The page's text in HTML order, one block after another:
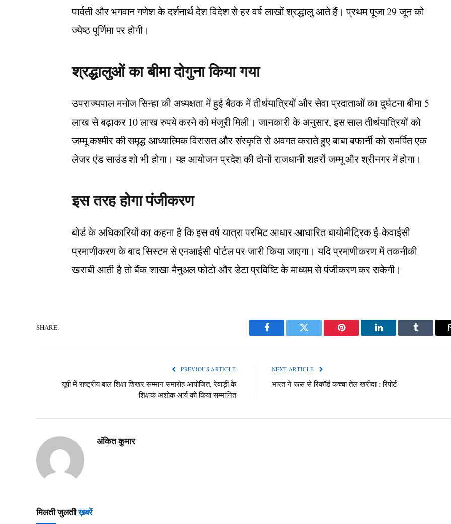
पार्वती और भगवान गणेश के दर्शनार्थ देश विदेश से हर वर्ष लाखों श्रद्धालु आते हैं। प्रथम पूजा 29 जून को
ज्येष्ठ पूर्णिमा पर होगी।
श्रद्धालुओं का बीमा दोगुना किया गया
उपराज्यपाल मनोज सिन्हा की अध्यक्षता में हुई बैठक में तीर्थयात्रियों और सेवा प्रदाताओं का दुर्घटना बीमा 5
लाख से बढ़ाकर 10 लाख रुपये करने को मंजूरी मिली। जानकारी के अनुसार, इस साल तीर्थयात्रियों को
जम्मू कश्मीर की समृद्ध आध्यात्मिक विरासत और संस्कृति से अवगत कराते हुए बाबा बफार्नी को समर्पित एक
लेजर एंड साउंड शो भी होगा। यह आयोजन प्रदेश की दोनों राजधानी शहरों जम्मू और श्रीनगर में होगा।
इस तरह होगा पंजीकरण
बोर्ड के अधिकारियों का कहना है कि इस वर्ष यात्रा परमिट आधार-आधारित बायोमीट्रिक ई-केवाईसी
प्रमाणीकरण के बाद सिस्टम से एनआईसी पोर्टल पर जारी किया जाएगा। यदि प्रमाणीकरण में तकनीकी
खराबी आती है तो बैंक शाखा मैनुअल फोटो और डेटा प्रविष्टि के माध्यम से पंजीकरण कर सकेगी।
SHARE.
Facebook Twitter Pinterest LinkedIn Tumblr
PREVIOUS ARTICLE
यूपी में राष्ट्रीय बाल शिक्षा शिखर सम्मान समारोह आयोजित, रेवाड़ी के
शिक्षक अशोक आर्य को किया सम्मानित
NEXT ARTICLE
भारत ने रूस से रिकॉर्ड कच्चा तेल खरीदा : रिपोर्ट
अंकित कुमार
मिलती जुलतीख़बरें